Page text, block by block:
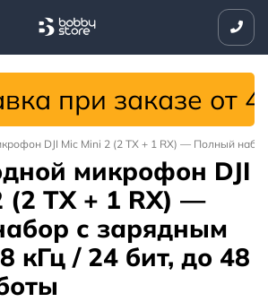
при заказе от
DJI Mic Mini 2 (2 TX + 1 RX) — Полный
микрофон DJI
(2 TX + 1 RX) —
с зарядным
кГц / 24 бит, до 48